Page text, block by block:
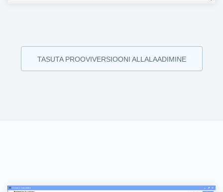
TASUTA PROOVIVERSIOONI ALLALAADIMINE